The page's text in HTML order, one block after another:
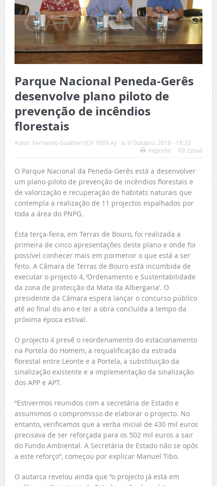
Parque Nacional Peneda-Gerês
desenvolve plano piloto de
prevenção de incêndios
florestais
Autor: Fernando Gualtieri (CP 7889-A) a: 9 Outubro, 2018 - 18:33
Imprimir
Email
O Parque Nacional da Peneda-Gerês está a desenvolver
um plano-piloto de prevenção de incêndios florestais e
de valorização e recuperação de habitats naturais que
contempla a realização de 11 projectos espalhados por
toda a área do PNPG.
Esta terça-feira, em Terras de Bouro, foi realizada a
primeira de cinco apresentações deste plano e onde foi
possível conhecer mais em pormenor o que está a ser
feito. A Câmara de Terras de Bouro está incumbida de
executar o projecto 4, ‘Ordenamento e Sustentabilidade
da zona de protecção da Mata da Albergaria’. O
presidente da Câmara espera lançar o concurso público
até ao final do ano e ter a obra concluída a tempo da
próxima época estival.
O projecto 4 prevê o reordenamento do estacionamento
na Portela do Homem, a requalificação da estrada
florestal entre Leonte e a Portela, a substituição da
sinalização existente e a implementação da sinalização
dos APP e APT.
“Estivermos reunidos com a secretária de Estado e
assumimos o compromisso de elaborar o projecto. No
entanto, verificamos que a verba inicial de 430 mil euros
precisava de ser reforçada para os 502 mil euros a sair
do Fundo Ambiental. A Secretária de Estado não se opôs
a este reforço”, começou por explicar Manuel Tibo.
O autarca revelou ainda que “o projecto já está em